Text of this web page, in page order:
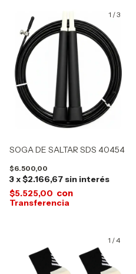
1 /3
SOGA DE SALTAR SDS 40454
$6.500,00
3 x$2.166,67 sin interés
$5.525,00 con
1 /4